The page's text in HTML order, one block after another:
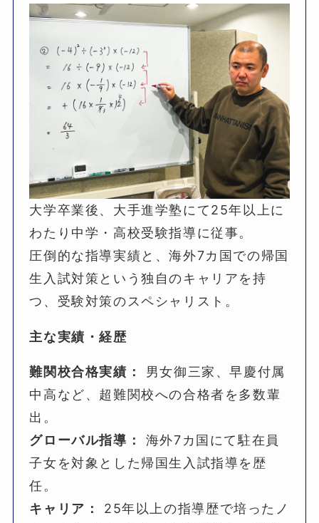
大学卒業後、大手進学塾にて25年以上に
わたり中学・高校受験指導に従事。
圧倒的な指導実績と、海外7カ国での帰国
生入試対策という独自のキャリアを持
つ、受験対策のスペシャリスト。
主な実績・経歴
難関校合格実績：
男女御三家、早慶付属
中高など、超難関校への合格者を多数輩
出。
グローバル指導：
海外7カ国にて駐在員
子女を対象とした帰国生入試指導を歴
任。
キャリア：
25年以上の指導歴で培ったノ